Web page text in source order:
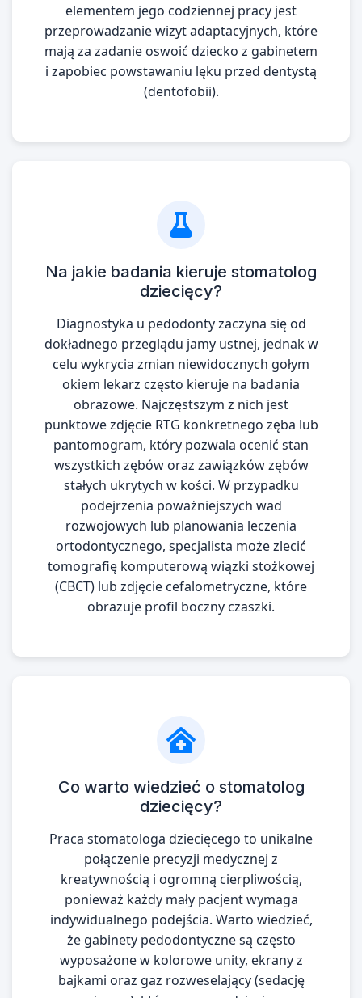
elementem jego codziennej pracy jest
przeprowadzanie wizyt adaptacyjnych, które
mają za zadanie oswoić dziecko z gabinetem
i zapobiec powstawaniu lęku przed dentystą
(dentofobii).
Na jakie badania kieruje stomatolog
dziecięcy?
Diagnostyka u pedodonty zaczyna się od
dokładnego przeglądu jamy ustnej, jednak w
celu wykrycia zmian niewidocznych gołym
okiem lekarz często kieruje na badania
obrazowe. Najczęstszym z nich jest
punktowe zdjęcie RTG konkretnego zęba lub
pantomogram, który pozwala ocenić stan
wszystkich zębów oraz zawiązków zębów
stałych ukrytych w kości. W przypadku
podejrzenia poważniejszych wad
rozwojowych lub planowania leczenia
ortodontycznego, specjalista może zlecić
tomografię komputerową wiązki stożkowej
(CBCT) lub zdjęcie cefalometryczne, które
obrazuje profil boczny czaszki.
Co warto wiedzieć o stomatolog
dziecięcy?
Praca stomatologa dziecięcego to unikalne
połączenie precyzji medycznej z
kreatywnością i ogromną cierpliwością,
ponieważ każdy mały pacjent wymaga
indywidualnego podejścia. Warto wiedzieć,
że gabinety pedodontyczne są często
wyposażone w kolorowe unity, ekrany z
bajkami oraz gaz rozweselający (sedację